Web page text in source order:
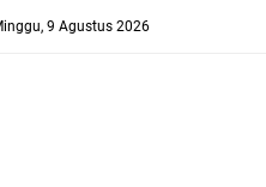
9 Agustus 2026